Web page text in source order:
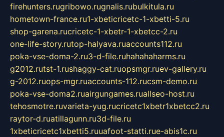
firehunters.rugribowo.rugnalis.rubulkitula.ru
hometown-france.ru1-xbeticricetc-1-xbetti-5.ru
shop-garena.rucricetc-1-xbetr-1-xbetcc-2.ru
one-life-story.rutop-halyava.ruaccounts112.ru
poka-vse-doma-2.ru3-d-file.ruhahahaharms.ru
g2012.rutst-1.rushaggy-cat.ruopsmgr.ruev-gallery.ru
g-2012.ruops-mgr.ruaccounts-112.rucsm-demo.ru
poka-vse-doma2.ruairgungames.ruallseo-host.ru
tehosmotre.ruvarieta-yug.rucricetc1xbetr1xbetcc2.ru
raytor-d.ruatillagunn.ru3d-file.ru
1xbeticricetc1xbetti5.ruuafoot-statti.rue-abis1c.ru